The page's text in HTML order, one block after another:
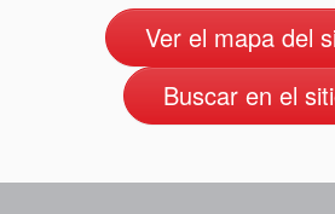
Reparación
de Cierres
Certificaciones y
Ver el mapa del
Buscar en el